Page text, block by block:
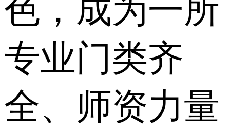
色，成为一所
专业门类齐
全、师资力量